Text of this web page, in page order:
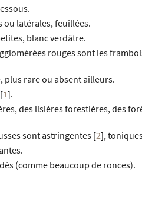
ou latérales, feuillées.
blanc verdâtre.
rouges sont les
plus rare ou absent ailleurs.
[1].
des lisières forestières, des
sont astringentes[2],
(comme beaucoup de ronces).